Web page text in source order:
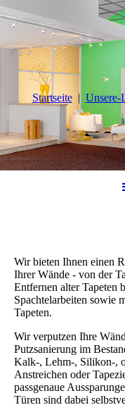
Startseite Unsere-
Wir bieten Ihnen einen
Ihrer Wände - von der
Entfernen alter Tapeten
Spachtelarbeiten sowie
Tapeten.
Wir verputzen Ihre
Putzsanierung im
Kalk-, Lehm-, Silikon-,
Anstreichen oder
passgenaue
Türen sind dabei